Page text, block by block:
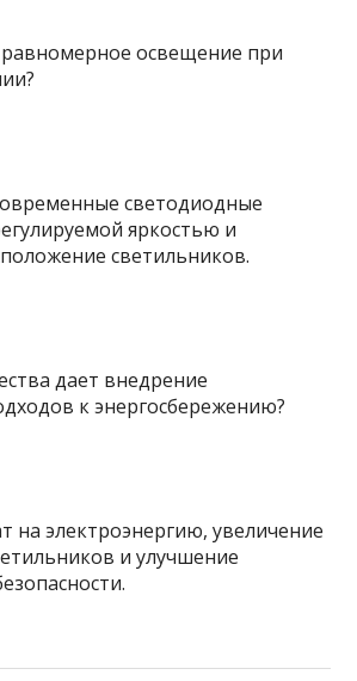
равномерное освещение при
светодиодные
яркостью и
светильников.
дает внедрение
к энергосбережению?
на электроэнергию, увеличение
и улучшение